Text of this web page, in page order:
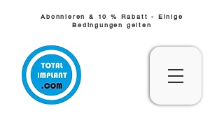
Abonnieren & 10 % Rabatt - Einige
Bedingungen gelten